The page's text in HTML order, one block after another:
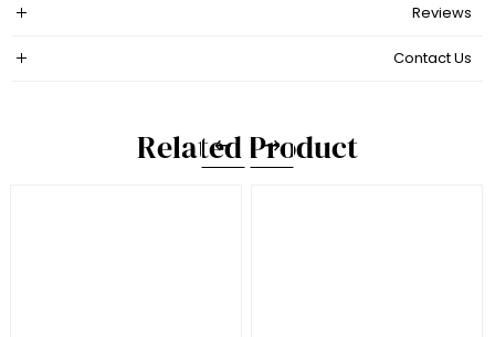
Reviews
Contact Us
Related Product